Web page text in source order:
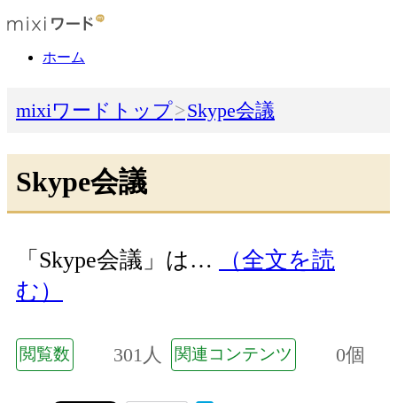
ホーム
mixiワードトップ Skype会議
Skype会議
「Skype会議」は…
（全文を読
む）
閲覧数 301人 関連コンテンツ 0個